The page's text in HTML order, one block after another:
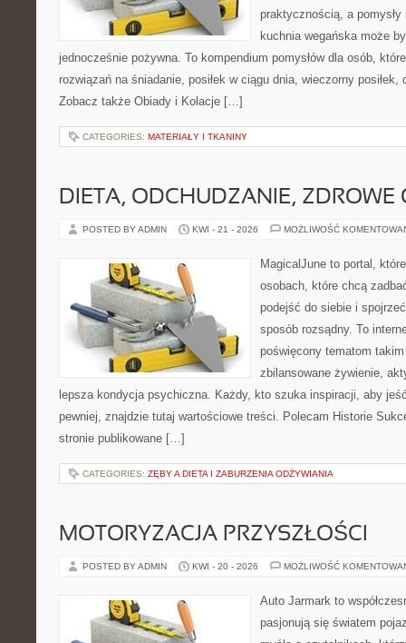
praktycznością, a
kuchnia wegańska może
jednocześnie pożywna. To kompendium pomysłów dla osób,
rozwiązań na śniadanie, posiłek w ciągu dnia, wieczorny posiłek,
Zobacz także Obiady i Kolacje […]
CATEGORIES: MATERIAŁY I TKANINY
DIETA, ODCHUDZANIE, ZDROWE
POSTED BY ADMIN KWI - 21 - 2026 MOŻLIWOŚĆ
MagicalJune to portal,
osobach, które chcą
podejść do siebie i
sposób rozsądny. To
poświęcony tematom
zbilansowane żywienie,
lepsza kondycja psychiczna. Każdy, kto szuka inspiracji, aby
pewniej, znajdzie tutaj wartościowe treści. Polecam Historie
stronie publikowane […]
CATEGORIES: ZĘBY A DIETA I ZABURZENIA ODŻYWIANIA
MOTORYZACJA PRZYSZŁOŚCI
POSTED BY ADMIN KWI - 20 - 2026 MOŻLIWOŚĆ
Auto Jarmark to
pasjonują się światem